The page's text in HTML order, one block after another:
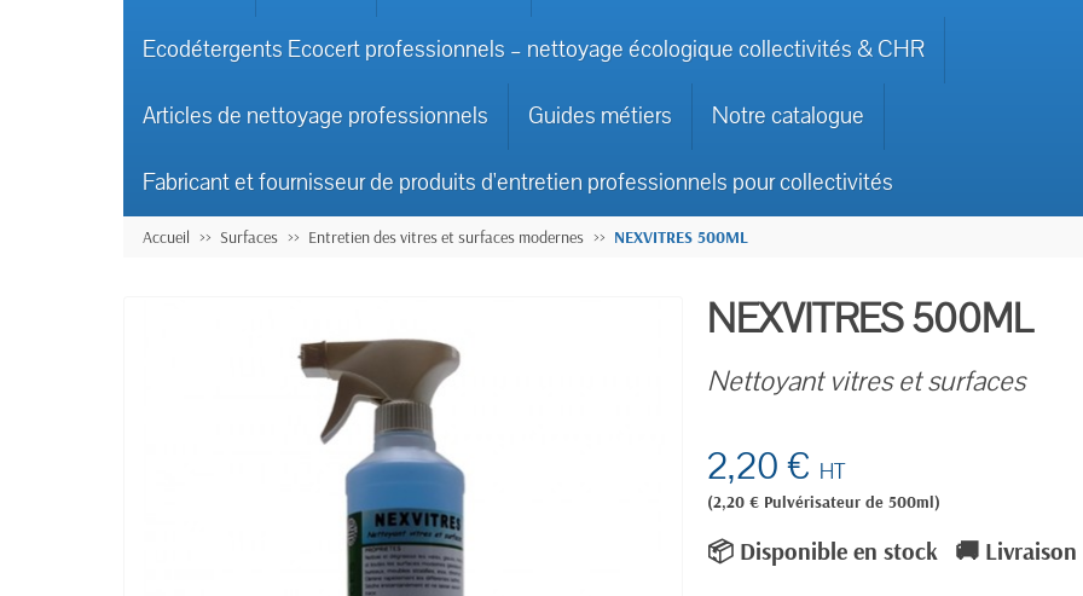
Ecodétergents Ecocert professionnels – nettoyage écologique collectivités & CHR
Articles de nettoyage professionnels Guides métiers Notre catalogue
Fabricant et fournisseur de produits d'entretien professionnels pour collectivités
Accueil Surfaces Entretien des vitres et surfaces modernes NEXVITRES 500ML
NEXVITRES 500ML
Nettoyant vitres et surfaces
2,20 € HT
(2,20 € Pulvérisateur de 500ml)
📦 Disponible en stock 🚚